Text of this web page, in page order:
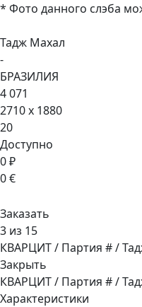
* Фото данного слэба
Тадж Махал
-
БРАЗИЛИЯ
4 071
2710 x 1880
20
Доступно
0 ₽
0 €
Заказать
3 из 15
КВАРЦИТ / Партия # /
Закрыть
КВАРЦИТ / Партия # /
Характеристики